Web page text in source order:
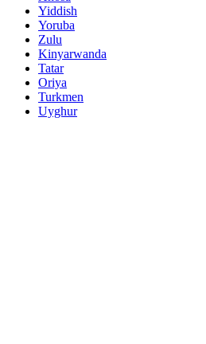
Yiddish
Yoruba
Zulu
Kinyarwanda
Tatar
Oriya
Turkmen
Uyghur